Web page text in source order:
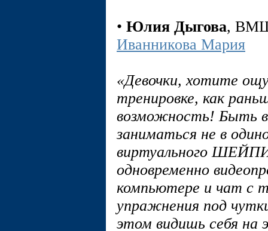
• Юлия Дыгова,
Иванникова Мария
«Девочки, хотите
тренировке, как
возможность! Быть в
заниматься не в
виртуального
одновременно
компьютере и чат с
упражнения под
этом видишь себя на